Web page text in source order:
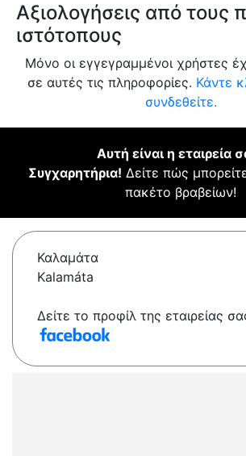
Αξιολογήσεις από τους
ιστότοπους
Μόνο οι εγγεγραμμένοι χρήστες
σε αυτές τις πληροφορίες. Κάντε
συνδεθείτε.
Αυτή είναι η εταιρεία
Συγχαρητήρια! Δείτε πώς
πακέτο βραβείων!
Καλαμάτα
Kalamáta
Δείτε το προφίλ της εταιρείας